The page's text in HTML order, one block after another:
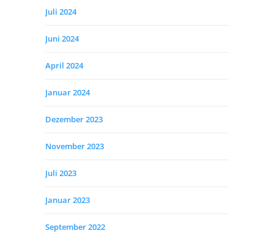
Juli 2024
Juni 2024
April 2024
Januar 2024
Dezember 2023
November 2023
Juli 2023
Januar 2023
September 2022